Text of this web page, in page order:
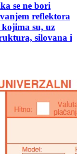
se ne bori
reflektora
su, uz
silovana i